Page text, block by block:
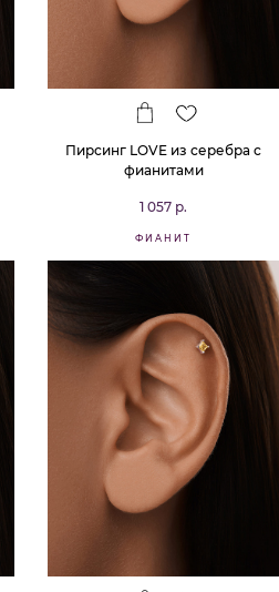
Пирсинг LOVE из серебра с
фианитами
1 057 р.
ФИАНИТ